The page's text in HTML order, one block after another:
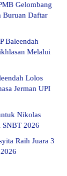
Gelombang
Buruan Daftar
Baleendah
Melalui
Lolos
Jerman UPI
Nikolas
SNBT 2026
Raih Juara 3